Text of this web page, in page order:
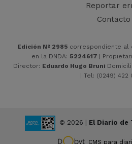
Reportar
Contacto
Edición Nº 2985 correspondiente al
en la DNDA: 5224617 |
Director: Eduardo Hugo Bruni
| Tel: (0249) 422
© 2026 | El Diario de
CMS para